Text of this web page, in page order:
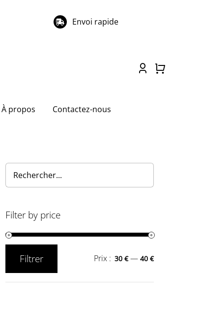
Envoi rapide
À propos Contactez-nous
Filter by price
Filtrer Prix : 30 €— 40 €